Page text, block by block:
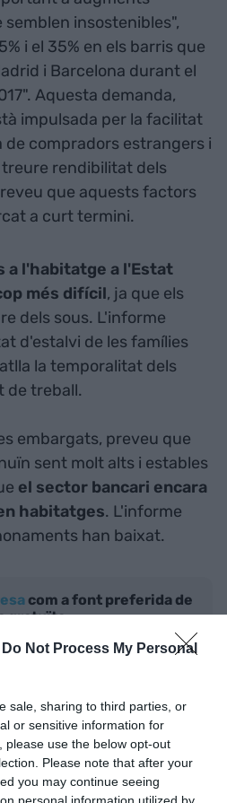
Do Not Process My Personal
sale, sharing to third parties, or
or sensitive information for
please use the below opt-out
Please note that after your
you may continue seeing
insostenibles",
i el 35% en els barris que
i Barcelona durant el
Aquesta demanda,
impulsada per la facilitat
de compradors estrangers i
rendibilitat dels
que aquests factors
a curt termini.
a l'habitatge a l'Estat
més difícil, ja que els
dels sous. L'informe
d'estalvi de les famílies
la temporalitat dels
de treball.
embargats, preveu que
sent molt alts i estables
el sector bancari encara
habitatges. L'informe
han baixat.
com a font preferida de
gratuïta
les últimes notícies d'actualitat